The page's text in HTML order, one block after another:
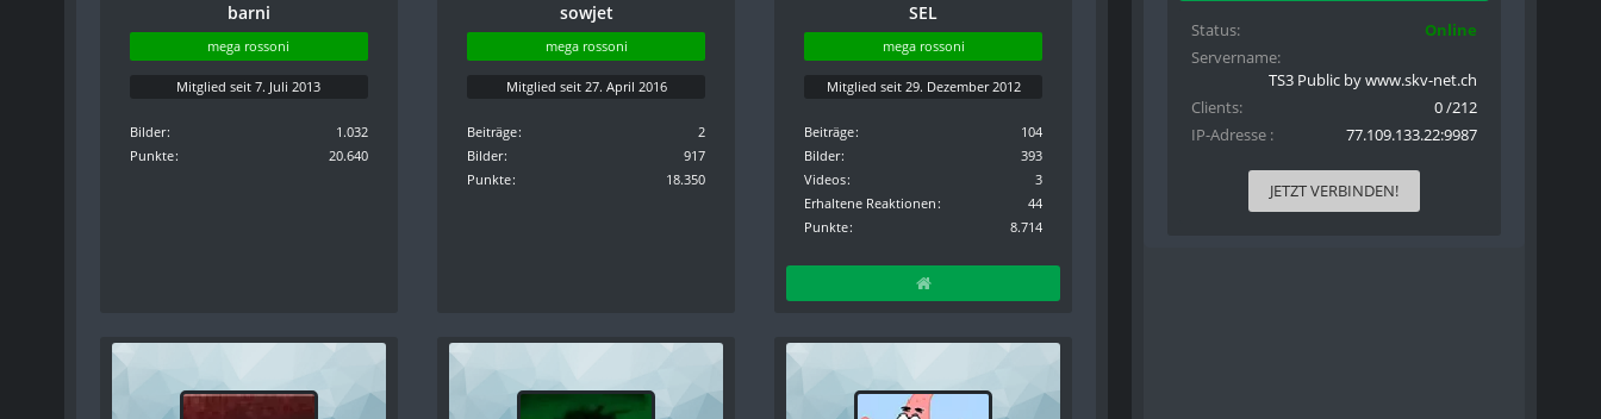
barni
mega rossoni
Mitglied seit 7. Juli 2013
Bilder
1.032
Punkte
20.640
sowjet
mega rossoni
Mitglied seit 27. April 2016
Beiträge
2
Bilder
917
Punkte
18.350
SEL
mega rossoni
Mitglied seit 29. Dezember 2012
Beiträge
104
Bilder
393
Videos
3
Erhaltene Reaktionen
44
Punkte
8.714
Status
Online
Servername
TS3 Public by www.skv-net.ch
Clients
0 /212
IP-Adresse
77.109.133.22:9987
JETZT VERBINDEN!